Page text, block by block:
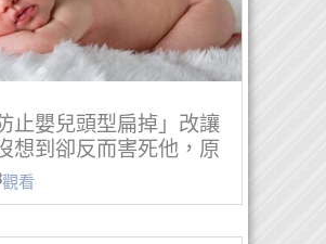
止嬰兒頭型扁掉」改讓
想到卻反而害死他，原
觀看